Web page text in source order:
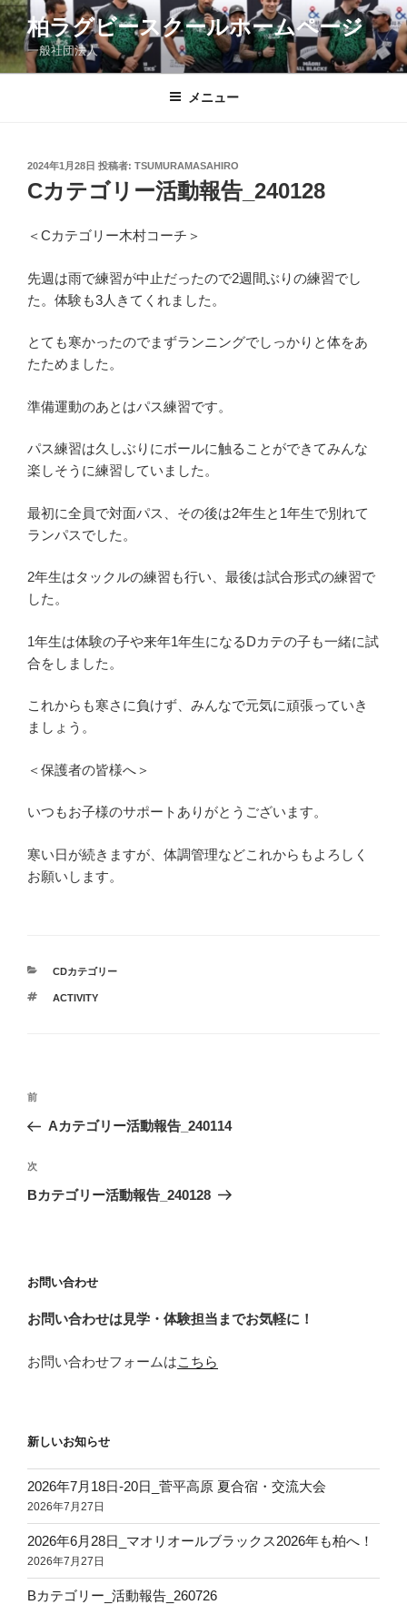
コ
ン
テ
ン
柏ラグビースクールホームページ
一般社団法人
メニュー
投
稿
日:
2024年1月28日 投稿者: TSUMURAMASAHIRO
Cカテゴリー活動報告_240128
＜Cカテゴリー木村コーチ＞
先週は雨で練習が中止だったので2週間ぶりの練習でし
た。体験も3人きてくれました。
とても寒かったのでまずランニングでしっかりと体をあ
たためました。
準備運動のあとはパス練習です。
パス練習は久しぶりにボールに触ることができてみんな
楽しそうに練習していました。
最初に全員で対面パス、その後は2年生と1年生で別れて
ランパスでした。
2年生はタックルの練習も行い、最後は試合形式の練習で
した。
1年生は体験の子や来年1年生になるDカテの子も一緒に試
合をしました。
これからも寒さに負けず、みんなで元気に頑張っていき
ましょう。
＜保護者の皆様へ＞
いつもお子様のサポートありがとうございます。
寒い日が続きますが、体調管理などこれからもよろしく
お願いします。
カ
ゴ
CDカテゴリー
タ
ACTIVITY
投
ナ
ビ
ゲ
ン
前
の
稿
前
Aカテゴリー活動報告_240114
次
の
次
Bカテゴリー活動報告_240128
お問い合わせ
お問い合わせは見学・体験担当までお気軽に！
お問い合わせフォームはこちら
新しいお知らせ
2026年7月18日‐20日_菅平高原 夏合宿・交流大会
2026年7月27日
2026年6月28日_マオリオールブラックス2026年も柏へ！
2026年7月27日
Bカテゴリー_活動報告_260726